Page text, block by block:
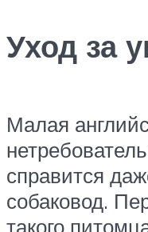
Уход за
Малая
справится
собаковод.
такого